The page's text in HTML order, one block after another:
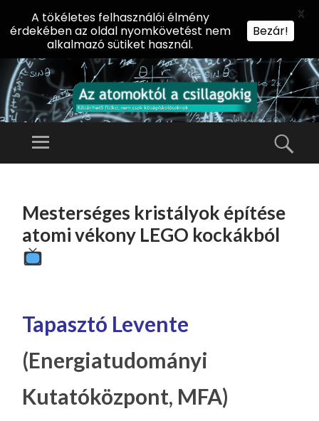
AZ
KT
Ó
LA
G
O
KI
Előadássorozat
Természettudományi
Kar Fizikai
Menü
TARTALOMHOZ
Mesterséges kristályok építése
atomi vékony LEGO kockákból
Tapasztó Levente
(Energiatudományi
Kutatóközpont, MFA)
A tökéletes felhasználói élmény
érdekében az oldal nyomkövetést nem
alkalmazó sütiket használ.
Bezár!
X